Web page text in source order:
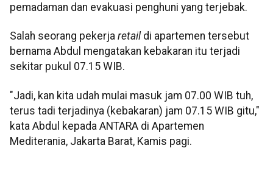
pemadaman dan evakuasi penghuni yang terjebak.
Salah seorang pekerja retail di apartemen tersebut
bernama Abdul mengatakan kebakaran itu terjadi
sekitar pukul 07.15 WIB.
"Jadi, kan kita udah mulai masuk jam 07.00 WIB tuh,
terus tadi terjadinya (kebakaran) jam 07.15 WIB gitu,"
kata Abdul kepada ANTARA di Apartemen
Mediterania, Jakarta Barat, Kamis pagi.